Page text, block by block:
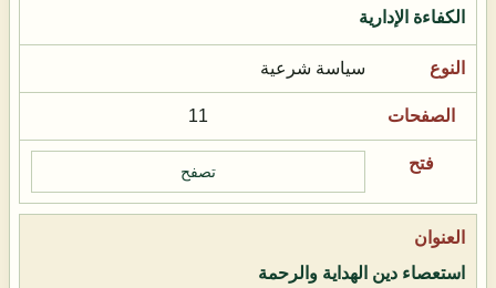
الكفاءة الإدارية
سياسة شرعية
11
تصفح
استعصاء دين الهداية والرحمة